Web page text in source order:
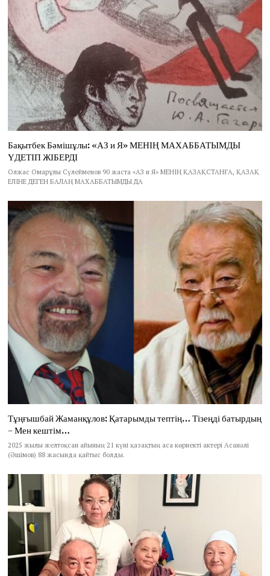
Бақытбек Бәмішұлы: «АЗ и Я» МЕНІҢ МАХАББАТЫМДЫ
ҮДЕТІП ЖІБЕРДІ
Олжас Омарұлы Сүлейменов 90 жаста «АЗ и Я» МЕНІҢ ҚАЗАҚСТАНҒА, ҚАЗАҚ
ЕЛІНЕ ДЕГЕН БАЛАҢ МАХАББАТЫМДЫ ДА
Тұңғышбай Жаманқұлов: Қатарымды тептің… Тізеңді батырдың
– Мен кештім…
2025 жылы желтоқсан айының 21 күні қазақтың аса көрнекті актері Асанәлі
(Әшімов) 88 жасында қайтыс болды.